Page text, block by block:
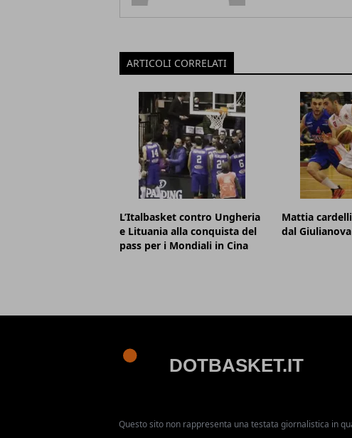
ARTICOLI CORRELATI
L’Italbasket contro Ungheria
e Lituania alla conquista del
pass per i Mondiali in Cina
Mattia
dal
Questo sito non rappresenta una testata giornalistica in